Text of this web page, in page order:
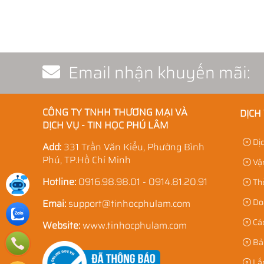
Email nhận khuyến mãi:
CÔNG TY TNHH THƯƠNG MẠI VÀ
DỊCH VỤ - TIN HỌC PHÚ LÂM
Add: 331 Trần Văn Kiểu, Phường Bình
Phú, TP.Hồ Chí Minh
Hotline: 0916.98.98.01 - 0914.81.20.91
Emai: support@tinhocphulam.com
Website:www.tinhocphulam.com